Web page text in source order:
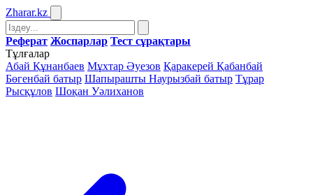
Zharar.kz
Реферат Жоспарлар Тест сұрақтары
Тұлғалар
Абай Құнанбаев Мұхтар Әуезов Қаракерей Қабанбай
Бөгенбай батыр Шапырашты Наурызбай батыр Тұрар
Рысқұлов Шоқан Уәлиханов